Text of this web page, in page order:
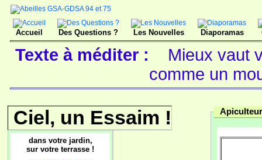
Accueil Des Questions ? Les Nouvelles Diaporamas
Texte à méditer :
Mieux vaut
comme un
Ciel, un Essaim !
dans votre jardin,
sur votre terrasse !